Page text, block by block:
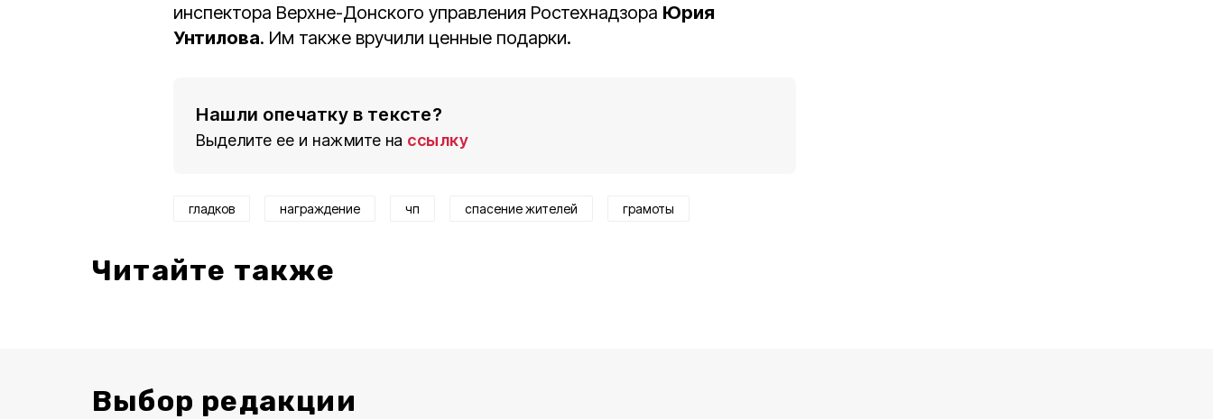
инспектора Верхне-Донского управления Ростехнадзора Юрия
Унтилова. Им также вручили ценные подарки.
Нашли опечатку в тексте?
Выделите ее и нажмите на ссылку
гладков награждение чп спасение жителей грамоты
Читайте также
Выбор редакции